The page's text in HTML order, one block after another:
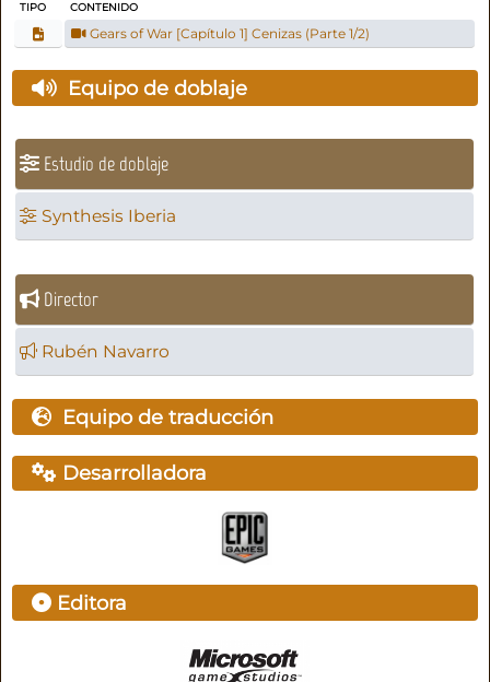
TIPO CONTENIDO
Gears of War [Capítulo 1] Cenizas (Parte 1/2)
Equipo de doblaje
Estudio de doblaje
Synthesis Iberia
Director
Rubén Navarro
Equipo de traducción
Desarrolladora
Editora